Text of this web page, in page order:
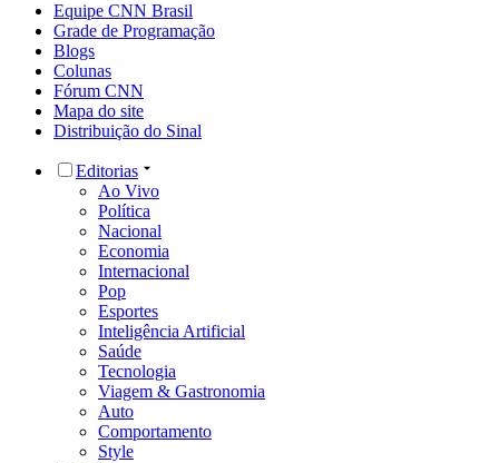
Equipe CNN Brasil
Grade de Programação
Blogs
Colunas
Fórum CNN
Mapa do site
Distribuição do Sinal
Editorias
Ao Vivo
Política
Nacional
Economia
Internacional
Pop
Esportes
Inteligência Artificial
Saúde
Tecnologia
Viagem & Gastronomia
Auto
Comportamento
Style